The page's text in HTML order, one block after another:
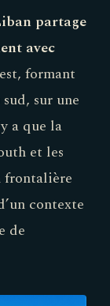
partage
avec
formant
sur une
a que la
et les
frontalière
contexte
de